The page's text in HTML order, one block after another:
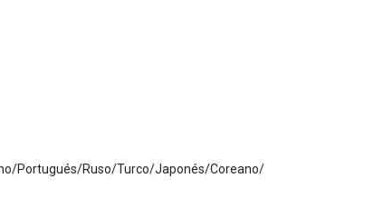
Portugués/Ruso/Turco/Japonés/Coreano/